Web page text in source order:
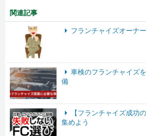
関連記事
フランチャイズオーナ
車検のフランチャイズ
備
【フランチャイズ成功
集めよう